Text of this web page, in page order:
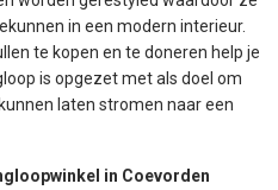
in een modern interieur.
te kopen en te doneren help je
is opgezet met als doel om
laten stromen naar een
in Coevorden